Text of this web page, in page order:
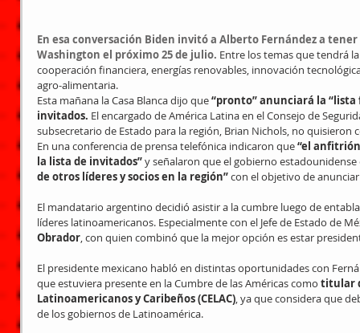
En esa conversación Biden invitó a Alberto Fernández a
Washington el próximo 25 de julio. Entre los temas que tendrá
cooperación financiera, energías renovables, innovación
agro-alimentaria.
Esta mañana la Casa Blanca dijo que “pronto” anunciará la
invitados. El encargado de América Latina en el Consejo de
subsecretario de Estado para la región, Brian Nichols, no quisieron
En una conferencia de prensa telefónica indicaron que “el
la lista de invitados” y señalaron que el gobierno
de otros líderes y socios en la región” con el objetivo de
El mandatario argentino decidió asistir a la cumbre luego de
líderes latinoamericanos. Especialmente con el Jefe de Estado de
Obrador, con quien combinó que la mejor opción es estar
El presidente mexicano habló en distintas oportunidades con
que estuviera presente en la Cumbre de las Américas como titular
Latinoamericanos y Caribeños (CELAC), ya que considera que
de los gobiernos de Latinoamérica.